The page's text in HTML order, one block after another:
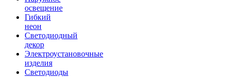
освещение
Гибкий
неон
Светодиодный
декор
Электроустановочные
изделия
Светодиоды